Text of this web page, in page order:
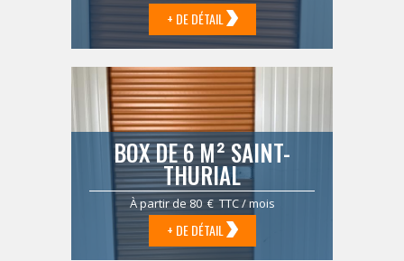
+ DE DÉTAIL
BOX DE 6 M² SAINT-
THURIAL
À partir de 80 € TTC / mois
+ DE DÉTAIL